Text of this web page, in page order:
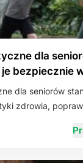
dla
bezpiecznie
dla seniorów
zdrowia,